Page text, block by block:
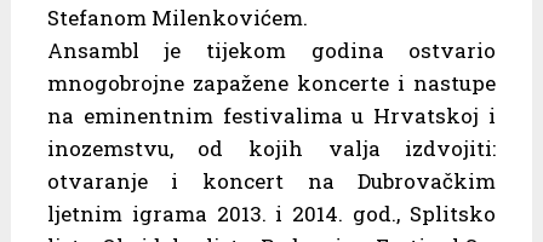
Stefanom Milenkovićem.
Ansambl je tijekom godina ostvario
mnogobrojne zapažene koncerte i nastupe
na eminentnim festivalima u Hrvatskoj i
inozemstvu, od kojih valja izdvojiti:
otvaranje i koncert na Dubrovačkim
ljetnim igrama 2013. i 2014. god., Splitsko